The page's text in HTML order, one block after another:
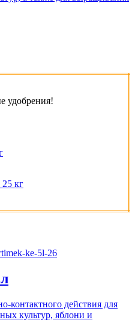
удобрения!
кг
контактного действия для
культур, яблони и